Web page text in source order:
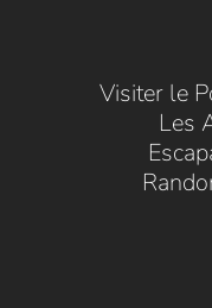
Visiter le
Les